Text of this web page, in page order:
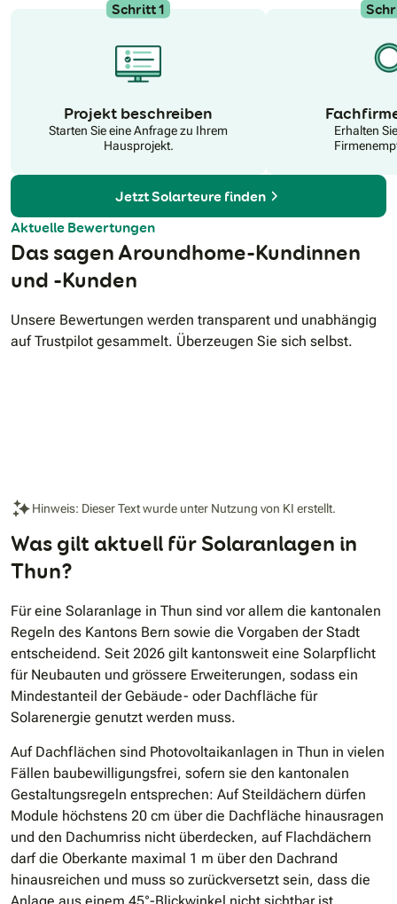
Schritt 1
Projekt beschreiben
Starten Sie eine Anfrage zu Ihrem
Hausprojekt.
Erhalten
Jetzt Solarteure finden
Aktuelle Bewertungen
Das sagen Aroundhome-Kundinnen
und -Kunden
Unsere Bewertungen werden transparent und unabhängig
auf Trustpilot gesammelt. Überzeugen Sie sich selbst.
Hinweis: Dieser Text wurde unter Nutzung von KI erstellt.
Was gilt aktuell für Solaranlagen in
Thun?
Für eine Solaranlage in Thun sind vor allem die kantonalen
Regeln des Kantons Bern sowie die Vorgaben der Stadt
entscheidend. Seit 2026 gilt kantonsweit eine Solarpflicht
für Neubauten und grössere Erweiterungen, sodass ein
Mindestanteil der Gebäude- oder Dachfläche für
Solarenergie genutzt werden muss.
Auf Dachflächen sind Photovoltaikanlagen in Thun in vielen
Fällen baubewilligungsfrei, sofern sie den kantonalen
Gestaltungsregeln entsprechen: Auf Steildächern dürfen
Module höchstens 20 cm über die Dachfläche hinausragen
und den Dachumriss nicht überdecken, auf Flachdächern
darf die Oberkante maximal 1 m über den Dachrand
hinausreichen und muss so zurückversetzt sein, dass die